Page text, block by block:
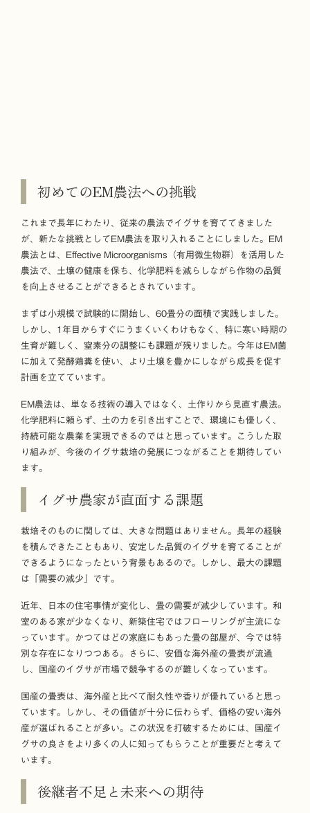
初めてのEM農法への挑戦
これまで長年にわたり、従来の農法でイグサを育ててきました
が、新たな挑戦としてEM農法を取り入れることにしました。EM
農法とは、Effective Microorganisms（有用微生物群）を活用した
農法で、土壌の健康を保ち、化学肥料を減らしながら作物の品質
を向上させることができるとされています。
まずは小規模で試験的に開始し、60畳分の面積で実践しました。
しかし、1年目からすぐにうまくいくわけもなく、特に寒い時期の
生育が難しく、窒素分の調整にも課題が残りました。今年はEM菌
に加えて発酵鶏糞を使い、より土壌を豊かにしながら成長を促す
計画を立てています。
EM農法は、単なる技術の導入ではなく、土作りから見直す農法。
化学肥料に頼らず、土の力を引き出すことで、環境にも優しく、
持続可能な農業を実現できるのではと思っています。こうした取
り組みが、今後のイグサ栽培の発展につながることを期待してい
ます。
イグサ農家が直面する課題
栽培そのものに関しては、大きな問題はありません。長年の経験
を積んできたこともあり、安定した品質のイグサを育てることが
できるようになったという背景もあるので。しかし、最大の課題
は「需要の減少」です。
近年、日本の住宅事情が変化し、畳の需要が減少しています。和
室のある家が少なくなり、新築住宅ではフローリングが主流にな
っています。かつてはどの家庭にもあった畳の部屋が、今では特
別な存在になりつつある。さらに、安価な海外産の畳表が流通
し、国産のイグサが市場で競争するのが難しくなっています。
国産の畳表は、海外産と比べて耐久性や香りが優れていると思っ
ています。しかし、その価値が十分に伝わらず、価格の安い海外
産が選ばれることが多い。この状況を打破するためには、国産イ
グサの良さをより多くの人に知ってもらうことが重要だと考えて
います。
後継者不足と未来への期待